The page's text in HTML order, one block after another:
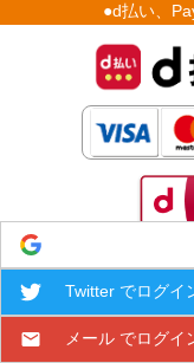
●d払い、
Twitter でログイ
メール でログイ